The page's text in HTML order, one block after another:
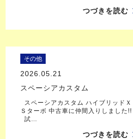
つづきを読む
その他
2026.05.21
スペーシアカスタム
スペーシアカスタム ハイブリッドＸ
Ｓターボ 中古車に仲間入りしました!!
試…
つづきを読む